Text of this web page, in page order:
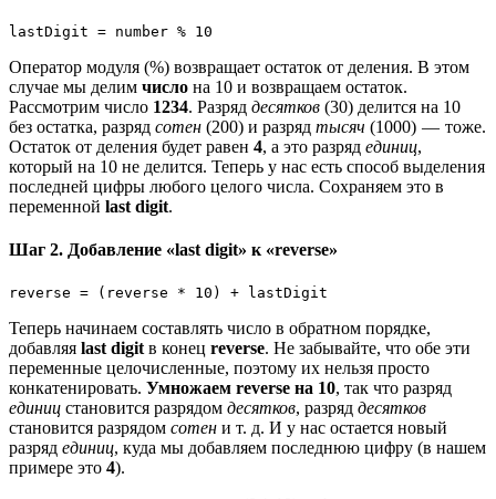
lastDigit = number % 10
Оператор модуля (%) возвращает остаток от деления. В этом
случае мы делим число на 10 и возвращаем остаток.
Рассмотрим число 1234. Разряд десятков (30) делится на 10
без остатка, разряд сотен (200) и разряд тысяч (1000) — тоже.
Остаток от деления будет равен 4, а это разряд единиц,
который на 10 не делится. Теперь у нас есть способ выделения
последней цифры любого целого числа. Сохраняем это в
переменной last digit.
Шаг 2. Добавление «last digit» к «reverse»
reverse = (reverse * 10) + lastDigit
Теперь начинаем составлять число в обратном порядке,
добавляя last digit в конец reverse. Не забывайте, что обе эти
переменные целочисленные, поэтому их нельзя просто
конкатенировать. Умножаем reverse на 10, так что разряд
единиц становится разрядом десятков, разряд десятков
становится разрядом сотен и т. д. И у нас остается новый
разряд единиц, куда мы добавляем последнюю цифру (в нашем
примере это 4).